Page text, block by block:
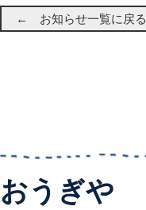
← お知らせ一覧に戻る
おうぎや